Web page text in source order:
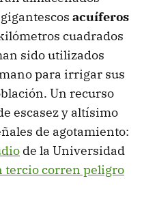
acuíferos
cuadrados
sido utilizados
para irrigar sus
Un recurso
escasez y altísimo
de agotamiento:
de la Universidad
tercio corren peligro